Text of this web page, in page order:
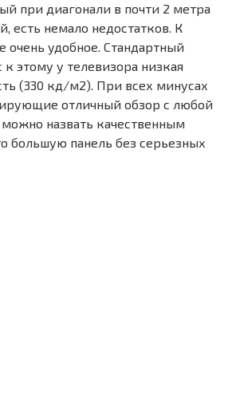
при диагонали в почти 2 метра
есть немало недостатков. К
очень удобное. Стандартный
этому у телевизора низкая
(330 кд/м2). При всех минусах
отличный обзор с любой
назвать качественным
большую панель без серьезных